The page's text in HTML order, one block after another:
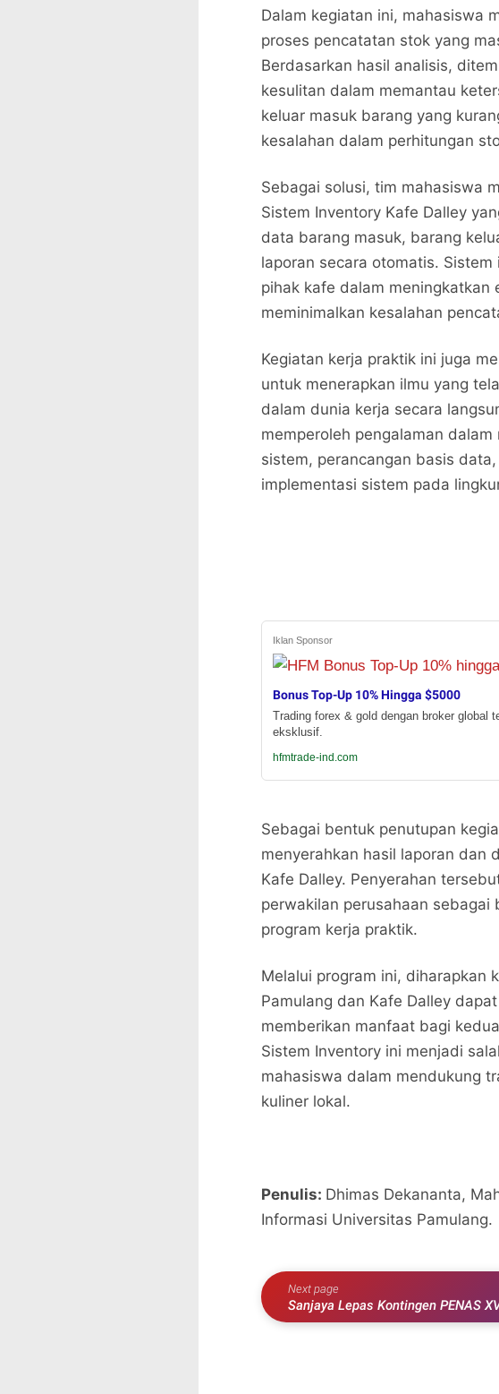
Kerja
Dalam kegiatan ini, mahasiswa
proses pencatatan stok yang
Berdasarkan hasil analisis,
kesulitan dalam memantau
keluar masuk barang yang
kesalahan dalam perhitungan
Sebagai solusi, tim mahasiswa
Sistem Inventory Kafe Dalley
data barang masuk, barang
laporan secara otomatis.
pihak kafe dalam meningkatkan
meminimalkan kesalahan
Kegiatan kerja praktik ini juga
untuk menerapkan ilmu yang
dalam dunia kerja secara
memperoleh pengalaman
sistem, perancangan basis
implementasi sistem pada
Iklan Sponsor
Bonus Top-Up 10% Hingga $5000
Trading forex & gold dengan broker global
eksklusif.
hfmtrade-ind.com
Sebagai bentuk penutupan
menyerahkan hasil laporan dan
Kafe Dalley. Penyerahan
perwakilan perusahaan sebagai
program kerja praktik.
Melalui program ini, diharapkan
Pamulang dan Kafe Dalley
memberikan manfaat bagi
Sistem Inventory ini menjadi
mahasiswa dalam mendukung
kuliner lokal.
Penulis: Dhimas Dekananta,
Informasi Universitas Pamulang.
Next page
Sanjaya Lepas Kontingen PENAS
Pangan Bali
Kerja